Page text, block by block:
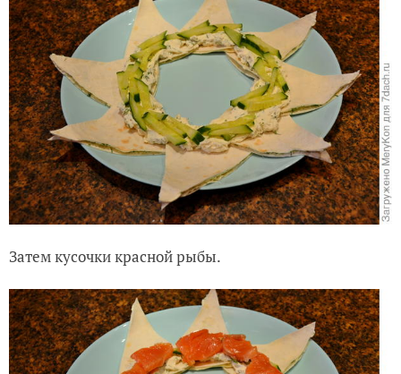
Затем кусочки красной рыбы.